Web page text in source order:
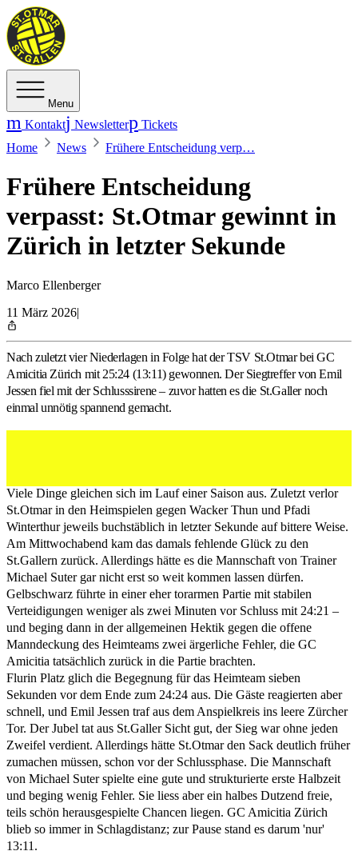
Menu
Kontakt Newsletter
Tickets
Home
News Frühere Entscheidung verp…
Frühere Entscheidung
verpasst: St.Otmar gewinnt in
Zürich in letzter Sekunde
Marco Ellenberger
11 März 2026|
Nach zuletzt vier Niederlagen in Folge hat der TSV St.Otmar bei GC
Amicitia Zürich mit 25:24 (13:11) gewonnen. Der Siegtreffer von Emil
Jessen fiel mit der Schlusssirene – zuvor hatten es die St.Galler noch
einmal unnötig spannend gemacht.
Viele Dinge gleichen sich im Lauf einer Saison aus. Zuletzt verlor
St.Otmar in den Heimspielen gegen Wacker Thun und Pfadi
Winterthur jeweils buchstäblich in letzter Sekunde auf bittere Weise.
Am Mittwochabend kam das damals fehlende Glück zu den
St.Gallern zurück. Allerdings hätte es die Mannschaft von Trainer
Michael Suter gar nicht erst so weit kommen lassen dürfen.
Gelbschwarz führte in einer eher torarmen Partie mit stabilen
Verteidigungen weniger als zwei Minuten vor Schluss mit 24:21 –
und beging dann in der allgemeinen Hektik gegen die offene
Manndeckung des Heimteams zwei ärgerliche Fehler, die GC
Amicitia tatsächlich zurück in die Partie brachten.
Flurin Platz glich die Begegnung für das Heimteam sieben
Sekunden vor dem Ende zum 24:24 aus. Die Gäste reagierten aber
schnell, und Emil Jessen traf aus dem Anspielkreis ins leere Zürcher
Tor. Der Jubel tat aus St.Galler Sicht gut, der Sieg war ohne jeden
Zweifel verdient. Allerdings hätte St.Otmar den Sack deutlich früher
zumachen müssen, schon vor der Schlussphase. Die Mannschaft
von Michael Suter spielte eine gute und strukturierte erste Halbzeit
und beging wenig Fehler. Sie liess aber ein halbes Dutzend freie,
teils schön herausgespielte Chancen liegen. GC Amicitia Zürich
blieb so immer in Schlagdistanz; zur Pause stand es darum 'nur'
13:11.